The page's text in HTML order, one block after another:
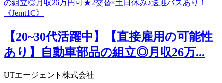
【20~30代活躍中】【直接雇用の可能性
あり】自動車部品の組立◎月収26万...
UTエージェント株式会社